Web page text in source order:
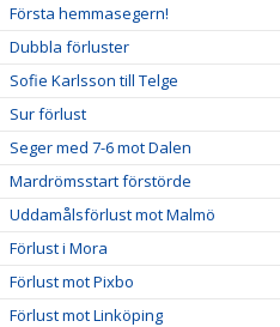
Första hemmasegern!
Dubbla förluster
Sofie Karlsson till Telge
Sur förlust
Seger med 7-6 mot Dalen
Mardrömsstart förstörde
Uddamålsförlust mot Malmö
Förlust i Mora
Förlust mot Pixbo
Förlust mot Linköping